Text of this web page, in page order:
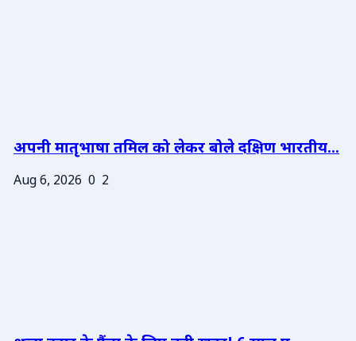
अपनी मातृभाषा तमिल को लेकर बोले दक्षिण भारतीय...
Aug 6, 2026 0 2